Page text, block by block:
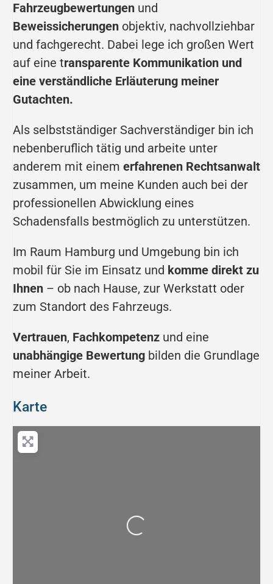
Fahrzeugbewertungen und
Beweissicherungen objektiv, nachvollziehbar
und fachgerecht. Dabei lege ich großen Wert
auf eine transparente Kommunikation und
eine verständliche Erläuterung meiner
Gutachten.
Als selbstständiger Sachverständiger bin ich
nebenberuflich tätig und arbeite unter
anderem mit einem erfahrenen Rechtsanwalt
zusammen, um meine Kunden auch bei der
professionellen Abwicklung eines
Schadensfalls bestmöglich zu unterstützen.
Im Raum Hamburg und Umgebung bin ich
mobil für Sie im Einsatz und komme direkt zu
Ihnen – ob nach Hause, zur Werkstatt oder
zum Standort des Fahrzeugs.
Vertrauen, Fachkompetenz und eine
unabhängige Bewertung bilden die Grundlage
meiner Arbeit.
Karte